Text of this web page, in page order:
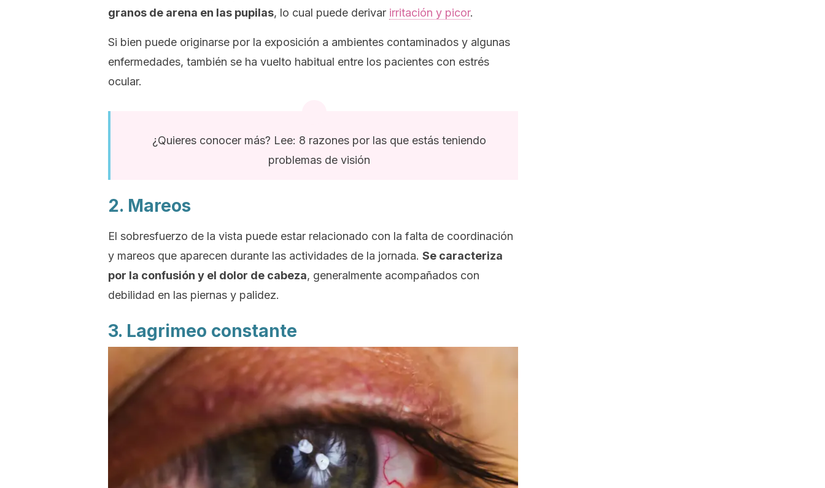
granos de arena en las pupilas, lo cual puede derivar irritación y picor.
Si bien puede originarse por la exposición a ambientes contaminados y algunas
enfermedades, también se ha vuelto habitual entre los pacientes con estrés
ocular.
¿Quieres conocer más? Lee: 8 razones por las que estás teniendo
problemas de visión
2. Mareos
El sobresfuerzo de la vista puede estar relacionado con la falta de coordinación
y mareos que aparecen durante las actividades de la jornada. Se caracteriza
por la confusión y el dolor de cabeza, generalmente acompañados con
debilidad en las piernas y palidez.
3. Lagrimeo constante